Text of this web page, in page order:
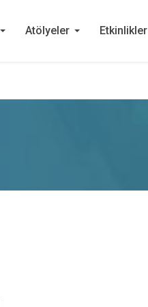
Atölyeler Etkinlikler